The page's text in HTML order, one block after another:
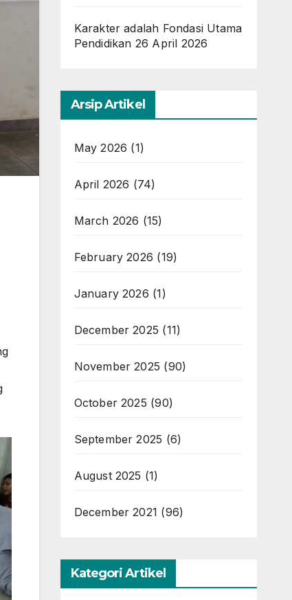
Karakter adalah Fondasi Utama
Pendidikan 26 April 2026
Arsip Artikel
May 2026 (1)
April 2026 (74)
March 2026 (15)
February 2026 (19)
January 2026 (1)
December 2025 (11)
November 2025 (90)
October 2025 (90)
September 2025 (6)
August 2025 (1)
December 2021 (96)
Kategori Artikel